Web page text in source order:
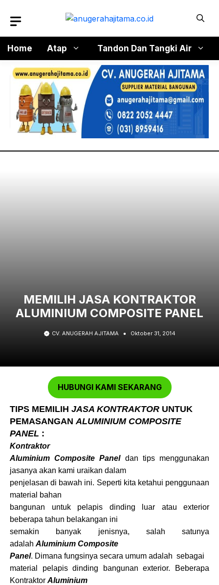
Home
Atap Tandon Dan Tangki Air
MEMILIH JASA KONTRAKTOR
ALUMINIUM COMPOSITE PANEL
CV. ANUGERAH AJITAMA Oktober 31, 2014
HUBUNGI KAMI SEKARANG
TIPS MEMILIH JASA KONTRAKTOR UNTUK
PEMASANGAN ALUMINIUM COMPOSITE
PANEL :
Kontraktor
Aluminium Composite Paneldan tips menggunakan
jasanya akan kami uraikan dalam
penjelasan di bawah ini. Seperti kita ketahui penggunaan
material bahan
bangunan untuk pelapis dinding luar atau exterior
beberapa tahun belakangan ini
semakin banyak jenisnya, salah satunya
adalah Aluminium Composite
Panel. Dimana fungsinya secara umum adalah sebagai
material pelapis dinding bangunan exterior. Beberapa
Kontraktor Aluminium